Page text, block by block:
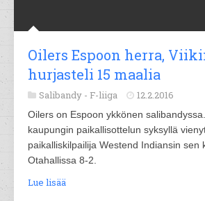
Oilers Espoon herra,
hurjasteli 15 maalia
Salibandy - F-liiga 12.2.2016
Oilers on Espoon ykkönen
kaupungin paikallisottelun syksyllä
paikalliskilpailija Westend Indiansin sen
Otahallissa 8-2.
Lue lisää